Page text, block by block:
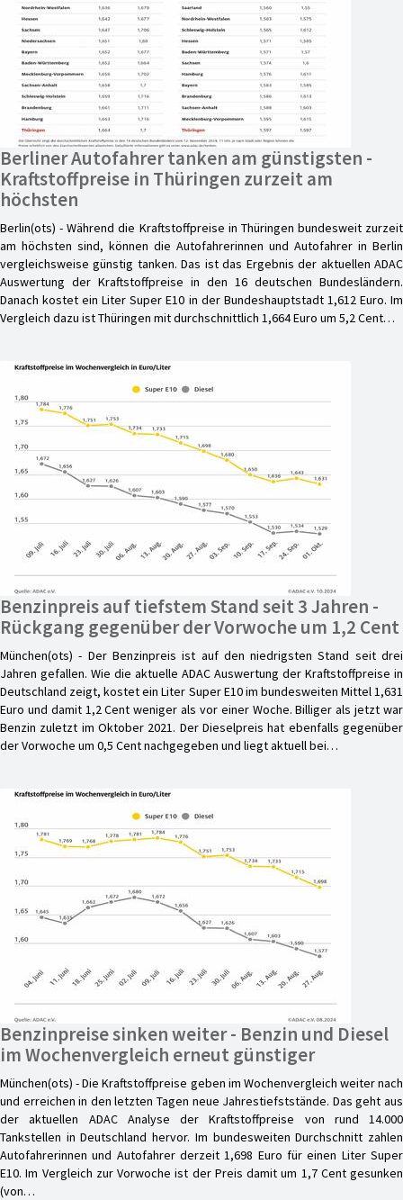
Berliner Autofahrer tanken am günstigsten -
Kraftstoffpreise in Thüringen zurzeit am
höchsten
Berlin(ots) - Während die Kraftstoffpreise in Thüringen bundesweit zurzeit
am höchsten sind, können die Autofahrerinnen und Autofahrer in Berlin
vergleichsweise günstig tanken. Das ist das Ergebnis der aktuellen ADAC
Auswertung der Kraftstoffpreise in den 16 deutschen Bundesländern.
Danach kostet ein Liter Super E10 in der Bundeshauptstadt 1,612 Euro. Im
Vergleich dazu ist Thüringen mit durchschnittlich 1,664 Euro um 5,2 Cent…
Benzinpreis auf tiefstem Stand seit 3 Jahren -
Rückgang gegenüber der Vorwoche um 1,2 Cent
München(ots) - Der Benzinpreis ist auf den niedrigsten Stand seit drei
Jahren gefallen. Wie die aktuelle ADAC Auswertung der Kraftstoffpreise in
Deutschland zeigt, kostet ein Liter Super E10 im bundesweiten Mittel 1,631
Euro und damit 1,2 Cent weniger als vor einer Woche. Billiger als jetzt war
Benzin zuletzt im Oktober 2021. Der Dieselpreis hat ebenfalls gegenüber
der Vorwoche um 0,5 Cent nachgegeben und liegt aktuell bei…
Benzinpreise sinken weiter - Benzin und Diesel
im Wochenvergleich erneut günstiger
München(ots) - Die Kraftstoffpreise geben im Wochenvergleich weiter nach
und erreichen in den letzten Tagen neue Jahrestiefststände. Das geht aus
der aktuellen ADAC Analyse der Kraftstoffpreise von rund 14.000
Tankstellen in Deutschland hervor. Im bundesweiten Durchschnitt zahlen
Autofahrerinnen und Autofahrer derzeit 1,698 Euro für einen Liter Super
E10. Im Vergleich zur Vorwoche ist der Preis damit um 1,7 Cent gesunken
(von…